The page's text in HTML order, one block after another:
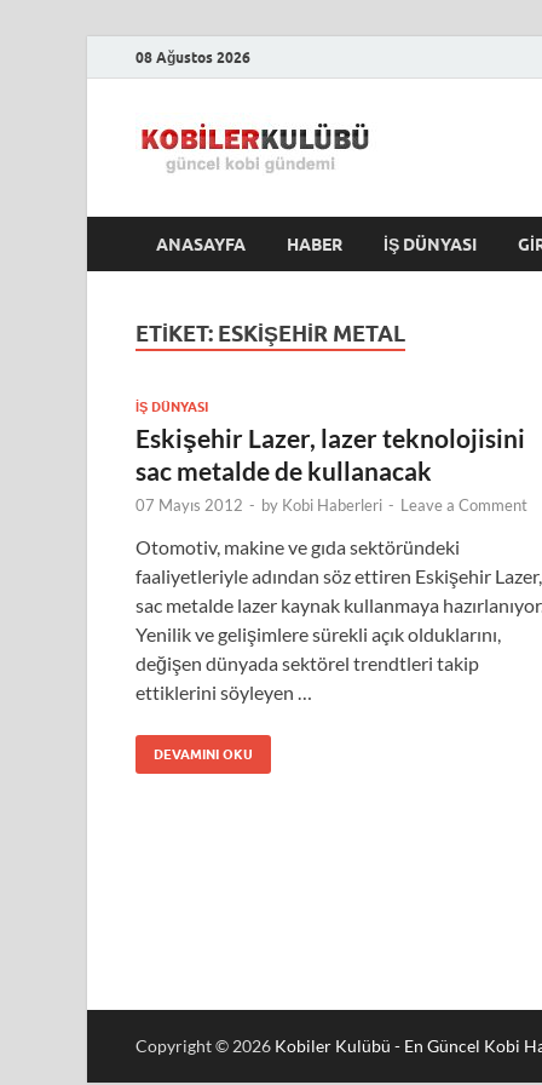
08 Ağustos 2026
ANASAYFA HABER İŞ DÜNYASI
ETIKET: ESKIŞEHIR METAL
İŞ DÜNYASI
Eskişehir Lazer, lazer teknolojisini
sac metalde de kullanacak
07 Mayıs 2012 - by Kobi Haberleri - Leave a Comment
Otomotiv, makine ve gıda sektöründeki
faaliyetleriyle adından söz ettiren Eskişehir Lazer,
sac metalde lazer kaynak kullanmaya hazırlanıyor.
Yenilik ve gelişimlere sürekli açık olduklarını,
değişen dünyada sektörel trendtleri takip
ettiklerini söyleyen …
DEVAMINI OKU
Copyright © 2026 Kobiler Kulübü - En Güncel Kobi